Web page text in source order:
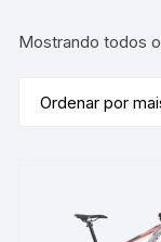
Mostrando todos